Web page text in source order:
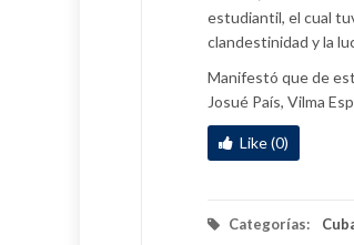
estudiantil, el cual
clandestinidad y la
Manifestó que de
Josué País, Vilma
Like (0)
Categorías: